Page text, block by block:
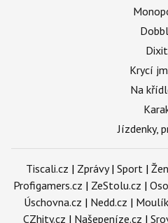
Dixit
Krycí
Na
Jízdenky,
Tiscali.cz | Zprávy| Sport |
Profigamers.cz | ZeStolu.cz |
Úschovna.cz | Nedd.cz |
CZhity.cz | Našepeníze.cz |